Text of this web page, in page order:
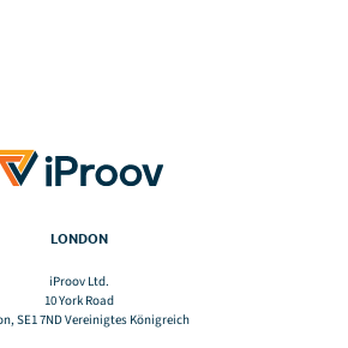
LONDON
iProov Ltd.
10 York Road
SE1 7ND Vereinigtes Königreich